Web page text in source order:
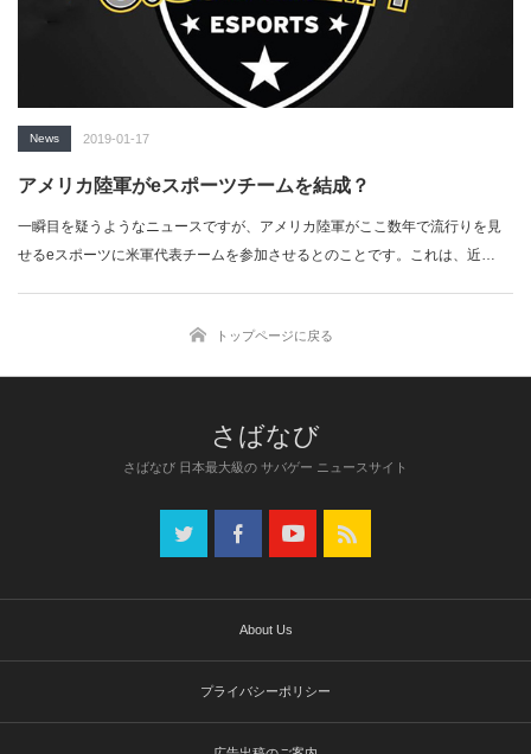
News 2019-01-17
アメリカ陸軍がeスポーツチームを結成？
一瞬目を疑うようなニュースですが、アメリカ陸軍がここ数年で流行りを見
せるeスポーツに米軍代表チームを参加させるとのことです。これは、近…
トップページに戻る
さばなび 日本最大級の サバゲー ニュースサイト
About Us
プライバシーポリシー